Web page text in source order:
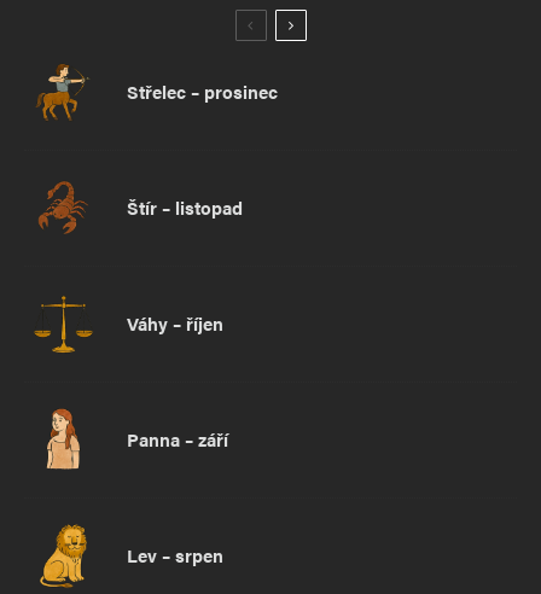
Střelec – prosinec
Štír – listopad
Váhy – říjen
Panna – září
Lev – srpen